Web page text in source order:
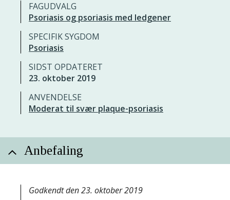
FAGUDVALG
Psoriasis og psoriasis med ledgener
SPECIFIK SYGDOM
Psoriasis
SIDST OPDATERET
23. oktober 2019
ANVENDELSE
Moderat til svær plaque-psoriasis
Anbefaling
Godkendt den 23. oktober 2019